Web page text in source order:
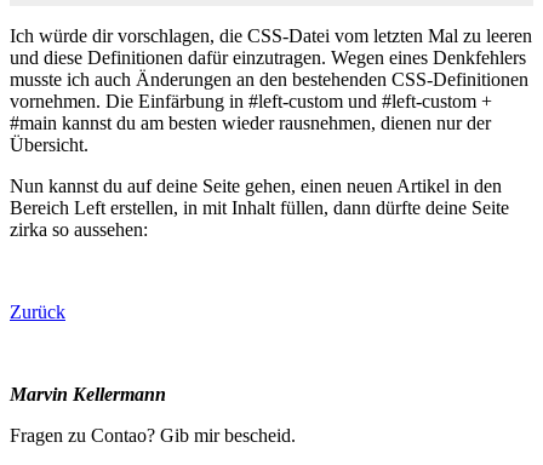
Ich würde dir vorschlagen, die CSS-Datei vom letzten Mal zu leeren
und diese Definitionen dafür einzutragen. Wegen eines Denkfehlers
musste ich auch Änderungen an den bestehenden CSS-Definitionen
vornehmen. Die Einfärbung in #left-custom und #left-custom +
#main kannst du am besten wieder rausnehmen, dienen nur der
Übersicht.
Nun kannst du auf deine Seite gehen, einen neuen Artikel in den
Bereich Left erstellen, in mit Inhalt füllen, dann dürfte deine Seite
zirka so aussehen:
Zurück
Marvin Kellermann
Fragen zu Contao? Gib mir bescheid.